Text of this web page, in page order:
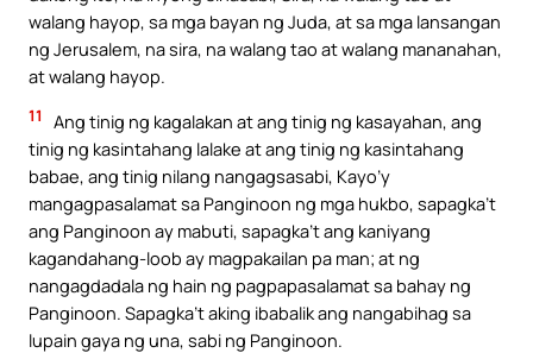
walang hayop, sa mga bayan ng Juda, at sa mga lansangan
ng Jerusalem, na sira, na walang tao at walang mananahan,
at walang hayop.
11
Ang tinig ng kagalakan at ang tinig ng kasayahan, ang
tinig ng kasintahang lalake at ang tinig ng kasintahang
babae, ang tinig nilang nangagsasabi, Kayo’y
mangagpasalamat sa Panginoon ng mga hukbo, sapagka’t
ang Panginoon ay mabuti, sapagka’t ang kaniyang
kagandahang-loob ay magpakailan pa man; at ng
nangagdadala ng hain ng pagpapasalamat sa bahay ng
Panginoon. Sapagka’t aking ibabalik ang nangabihag sa
lupain gaya ng una, sabi ng Panginoon.